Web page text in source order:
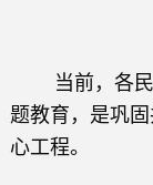
当前，各民主
题教育，是巩
心工程。